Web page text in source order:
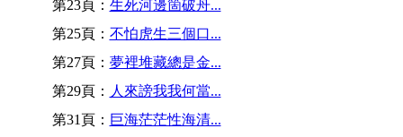
第23頁： 生死河邊箇破舟...
第25頁： 不怕虎生三個口...
第27頁： 夢裡堆藏總是金...
第29頁： 人來謗我我何當...
第31頁： 巨海茫茫性海清...